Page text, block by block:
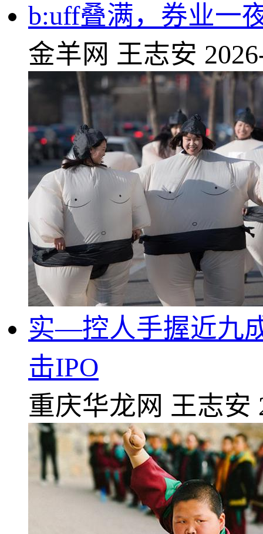
b:uff叠满，券业一
金羊网 王志安
实—控人手握近九
击IPO
重庆华龙网 王志安